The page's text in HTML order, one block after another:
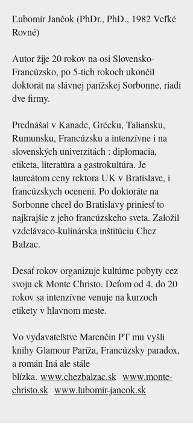
Ľubomír Jančok (PhDr., PhD., 1982 Veľké
Rovné)
Autor žije 20 rokov na osi Slovensko-
Francúzsko, po 5-tich rokoch ukončil
doktorát na slávnej parížskej Sorbonne, riadi
dve firmy.
Prednášal v Kanade, Grécku, Taliansku,
Rumunsku, Francúzsku a intenzívne i na
slovenských univerzitách : diplomacia,
etiketa, literatúra a gastrokultúra. Je
laureátom ceny rektora UK v Bratislave, i
francúzskych ocenení. Po doktoráte na
Sorbonne chcel do Bratislavy priniesť to
najkrajšie z jeho francúzskeho sveta. Založil
vzdelávaco-kulinárska inštitúciu Chez
Balzac.
Desať rokov organizuje kultúrne pobyty cez
svoju ck Monte Christo. Deťom od 4. do 20
rokov sa intenzívne venuje na kurzoch
etikety v hlavnom meste.
Vo vydavateľstve Marenčin PT mu vyšli
knihy Glamour Paríža, Francúzsky paradox,
a román Iná ale stále
blízka. www.chezbalzac.sk www.monte-
christo.sk www.lubomir-jancok.sk